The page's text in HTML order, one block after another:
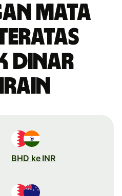
mata
dinar
BHD ke INR